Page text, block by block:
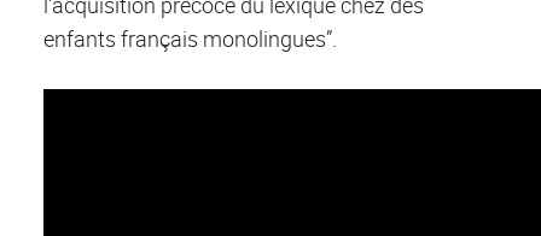
enfants français monolingues”.